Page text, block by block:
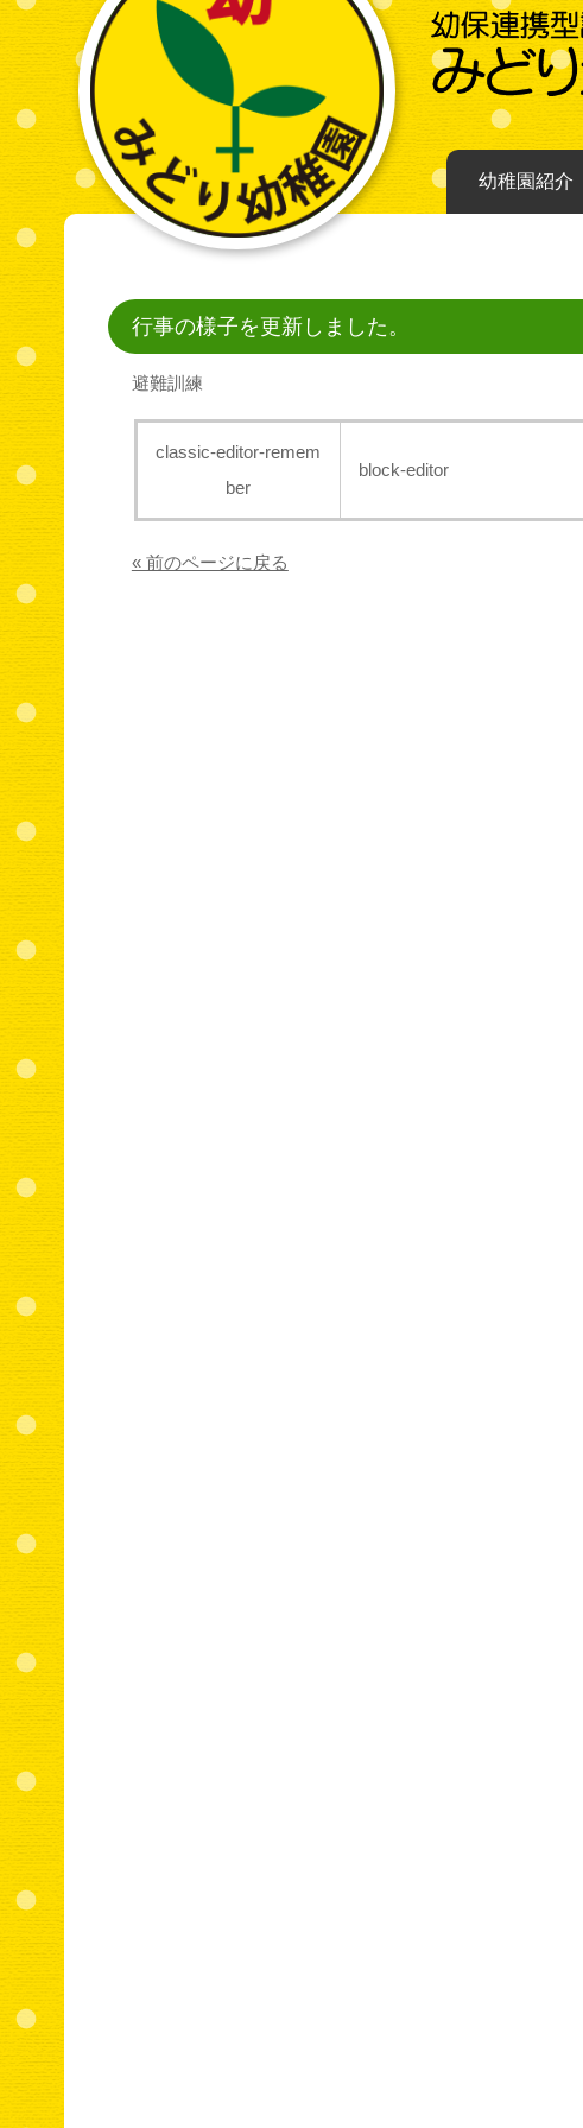
幼稚園紹介
行事の様子を更新しました。
避難訓練
classic-editor-remem
ber
block-editor
« 前のページに戻る